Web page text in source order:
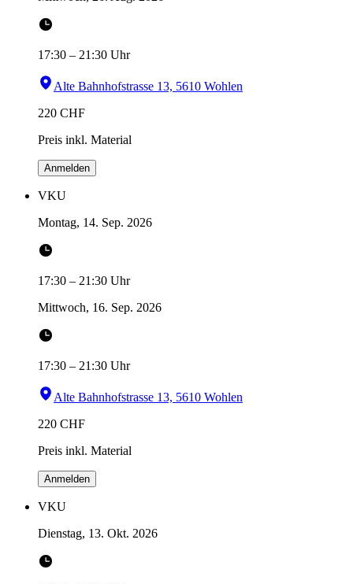
17:30 – 21:30 Uhr
Alte Bahnhofstrasse 13, 5610 Wohlen
220 CHF
Preis inkl. Material
Anmelden
VKU
Montag, 14. Sep. 2026
17:30 – 21:30 Uhr
Mittwoch, 16. Sep. 2026
17:30 – 21:30 Uhr
Alte Bahnhofstrasse 13, 5610 Wohlen
220 CHF
Preis inkl. Material
Anmelden
VKU
Dienstag, 13. Okt. 2026